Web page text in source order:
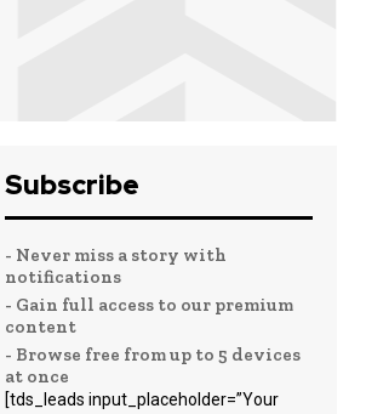
Subscribe
- Never miss a story with
notifications
- Gain full access to our premium
content
- Browse free from up to 5 devices
at once
[tds_leads input_placeholder=”Your